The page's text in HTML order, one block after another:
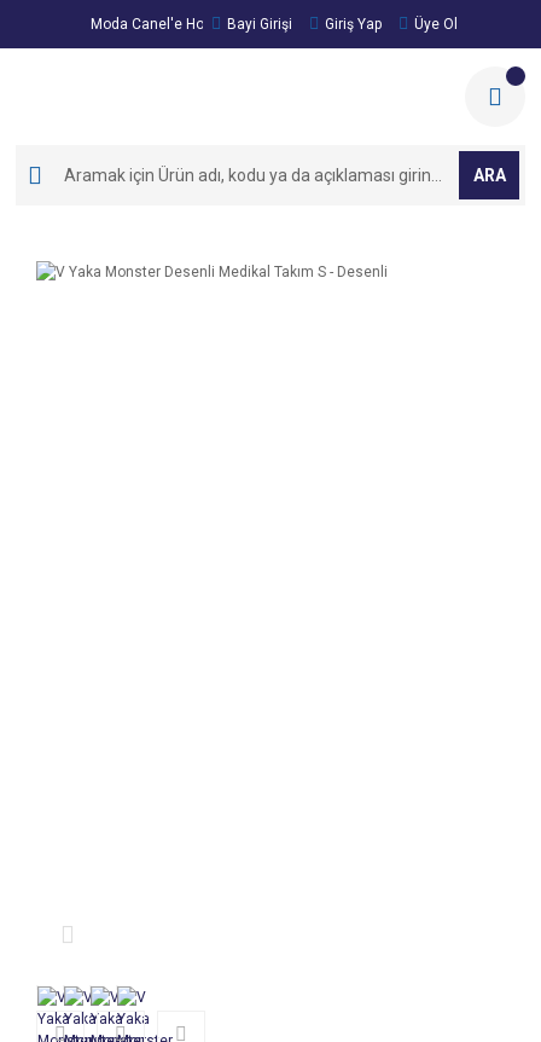
Moda Canel'e Hoşgeldiniz!
Bayi Girişi Giriş Yap Üye Ol
ARA